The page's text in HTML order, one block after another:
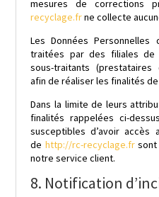
mesures de corrections
recyclage.frne collecte
Les Données Personnelles
traitées par des filiales de
sous-traitants
afin de réaliser les finalités
Dans la limite de leurs
finalités rappelées ci-
susceptibles d’avoir accès
de http://rc-recyclage.fr sont
notre service client.
8. Notification